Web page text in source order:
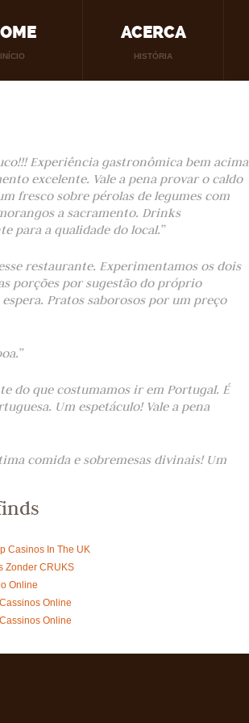
INÍCIO
ACERCA
HISTÓRIA
Experiência gastronômica bem acima
excelente. Vale a pena provar o caldo
fresco sobre pérolas de legumes com
a sacramento. Drinks
para a qualidade do local.”
restaurante. Experimentamos os dois
porções por sugestão do próprio
Pratos saborosos por um preço
do que costumamos ir em Portugal. É
Um espetáculo! Vale a pena
comida e sobremesas divinais! Um
Casinos In The UK
Zonder CRUKS
Online
Online
Online